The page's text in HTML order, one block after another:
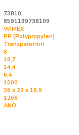
73810
8591199738109
WIMEX
PP (Polypropylen)
Transparentní
8
18,7
14,4
6,4
1000
36 x 29 x 18,9
1266
ANO